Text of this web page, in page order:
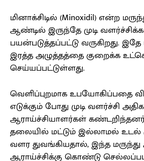
மினாக்சிடில் (Minoxidil) என்ற
ஆண்டில் இருந்தே முடி
பயன்படுத்தப்பட்டு வருகிறது. இதே
இரத்த அழுத்தத்தை குறைக்க
செய்யப்பட்டுள்ளது.
வெளிப்புறமாக உபயோகிப்பதை
எடுக்கும் போது முடி வளர்ச்சி
ஆராய்ச்சியாளர்கள்
தலையில் மட்டும் இல்லாமல் உடல்
வளர துவங்கியதால், இந்த மருந்து
ஆராய்ச்சிக்கு கொண்டு